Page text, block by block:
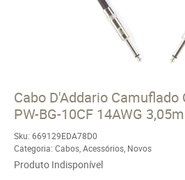
Cabo D'Addario
PW-BG-10CF 14AWG 3,05m
Sku: 669129EDA78D0
Categoria: Cabos Acessórios Novos
Produto Indisponível